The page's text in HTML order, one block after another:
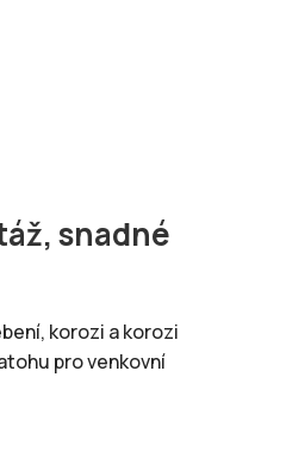
snadné
korozi a korozi
pro venkovní